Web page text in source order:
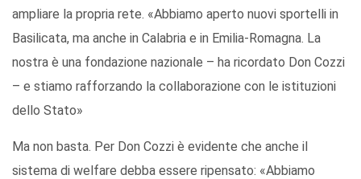
ampliare la propria rete. «Abbiamo aperto nuovi sportelli in
Basilicata, ma anche in Calabria e in Emilia-Romagna. La
nostra è una fondazione nazionale – ha ricordato Don Cozzi
– e stiamo rafforzando la collaborazione con le istituzioni
dello Stato»
Ma non basta. Per Don Cozzi è evidente che anche il
sistema di welfare debba essere ripensato: «Abbiamo